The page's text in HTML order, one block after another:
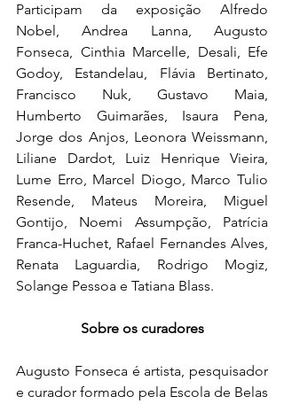
Participam da exposição Alfredo
Nobel, Andrea Lanna, Augusto
Fonseca, Cinthia Marcelle, Desali, Efe
Godoy, Estandelau, Flávia Bertinato,
Francisco Nuk, Gustavo Maia,
Humberto Guimarães, Isaura Pena,
Jorge dos Anjos, Leonora Weissmann,
Liliane Dardot, Luiz Henrique Vieira,
Lume Erro, Marcel Diogo, Marco Tulio
Resende, Mateus Moreira, Miguel
Gontijo, Noemi Assumpção, Patrícia
Franca-Huchet, Rafael Fernandes Alves,
Renata Laguardia, Rodrigo Mogiz,
Solange Pessoa e Tatiana Blass.
Sobre os curadores
Augusto Fonseca é artista, pesquisador
e curador formado pela Escola de Belas